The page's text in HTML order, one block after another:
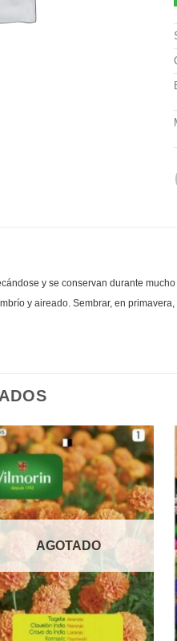
y se conservan durante
y aireado. Sembrar, en
AGOTADO